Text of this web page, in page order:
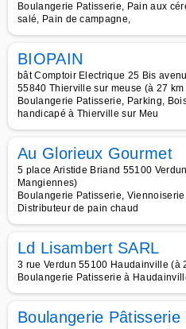
Boulangerie Patisserie, Pain aux
salé, Pain de campagne,
BIOPAIN
bât Comptoir Electrique 25 Bis
55840 Thierville sur meuse (à 27
Boulangerie Patisserie, Parking,
handicapé à Thierville sur Meu
Au Glorieux Gourmet
5 place Aristide Briand 55100
Mangiennes)
Boulangerie Patisserie,
Distributeur de pain chaud
Ld Lisambert SARL
3 rue Verdun 55100 Haudainville (à
Boulangerie Patisserie à
Boulangerie Pâtisserie